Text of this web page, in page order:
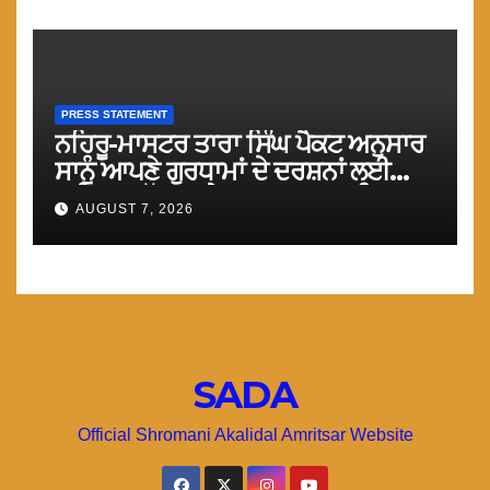
PRESS STATEMENT
ਨਹਿਰੂ-ਮਾਸਟਰ ਤਾਰਾ ਸਿੰਘ ਪੈਕਟ ਅਨੁਸਾਰ
ਸਾਨੂੰ ਆਪਣੇ ਗੁਰਧਾਮਾਂ ਦੇ ਦਰਸ਼ਨਾਂ ਲਈ
ਤੁਰੰਤ ਸਰਹੱਦਾਂ ਅਤੇ ਕਰਤਾਰਪੁਰ ਸਾਹਿਬ
ਲਾਂਘਾ ਖੋਲਿਆ ਜਾਵੇ : ਮਾਨ
AUGUST 7, 2026
SADA
Official Shromani Akalidal Amritsar Website